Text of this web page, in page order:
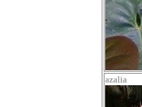
azalia